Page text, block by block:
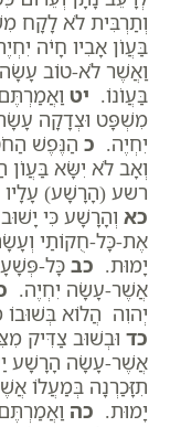
וְתַרְבִּית לֹא לָקָח
בַּעֲו‍ֹן אָבִיו חָיֹה
וַאֲשֶׁר לֹא-טוֹב
בַּעֲו‍ֹנוֹ. יט
מִשְׁפָּט וּצְדָקָה
יִחְיֶה. כ הַנֶּפֶשׁ
וְאָב לֹא יִשָּׂא בַּעֲו‍ֹן
רשע (הָרָשָׁע)
כא וְהָרָשָׁע כִּי
אֶת-כָּל-חֻקוֹתַי
יָמוּת. כב כָּל-
אֲשֶׁר-עָשָׂה יִחְיֶה.
יְהוִה הֲלוֹא
כד וּבְשׁוּב צַדִּיק
אֲשֶׁר-עָשָׂה הָרָשָׁע
תִזָּכַרְנָה בְּמַעֲלוֹ
יָמוּת. כה